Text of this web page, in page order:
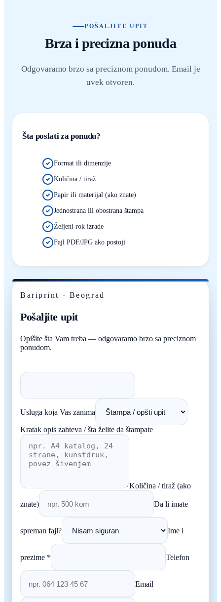
POŠALJITE UPIT
Brza i precizna ponuda
Odgovaramo brzo sa preciznom ponudom. Email je
uvek otvoren.
Šta poslati za ponudu?
Format ili dimenzije
Količina / tiraž
Papir ili materijal (ako znate)
Jednostrana ili obostrana štampa
Željeni rok izrade
Fajl PDF/JPG ako postoji
Bariprint · Beograd
Pošaljite upit
Opišite šta Vam treba — odgovaramo brzo sa preciznom
ponudom.
Usluga koja Vas zanima
Kratak opis zahteva / šta želite da štampate
Količina / tiraž (ako
znate) Da li imate
spreman fajl? Ime i
prezime * Telefon
Email